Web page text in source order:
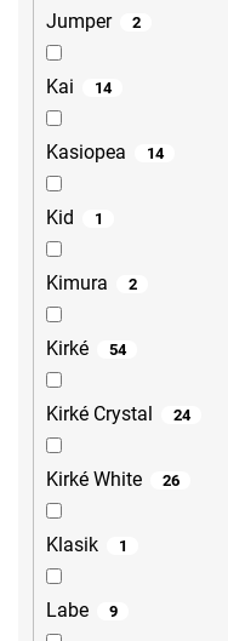
Jumper 2
Kai 14
Kasiopea 14
Kid 1
Kimura 2
Kirké 54
Kirké Crystal 24
Kirké White 26
Klasik 1
Labe 9